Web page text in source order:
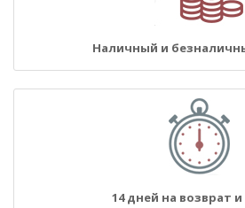
Наличный и
14 дней на возврат